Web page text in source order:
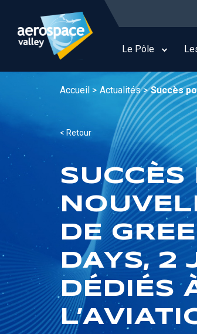
contenu
principal
navigation
Le Pôle
Accueil > Actualités > Succès
< Retour
DE
DAYS, 2
DÉDIÉS